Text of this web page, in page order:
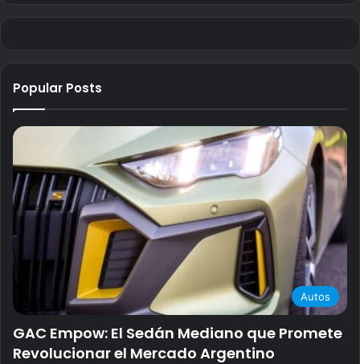
Popular Posts
Autos
GAC Empow: El Sedán Mediano que Promete
Revolucionar el Mercado Argentino